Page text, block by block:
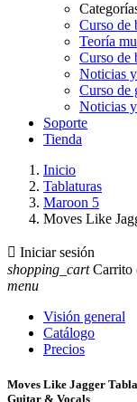
Curso de
Teoría
Curso de
Noticias
Curso de
Noticias
Soporte
Tienda
Inicio
Tablaturas
Maroon 5
Moves Like
 Iniciar sesión
shopping_cart Carrito
menu
Visión general
Catálogo
Precios
Moves Like Jagger
Guitar & Vocals